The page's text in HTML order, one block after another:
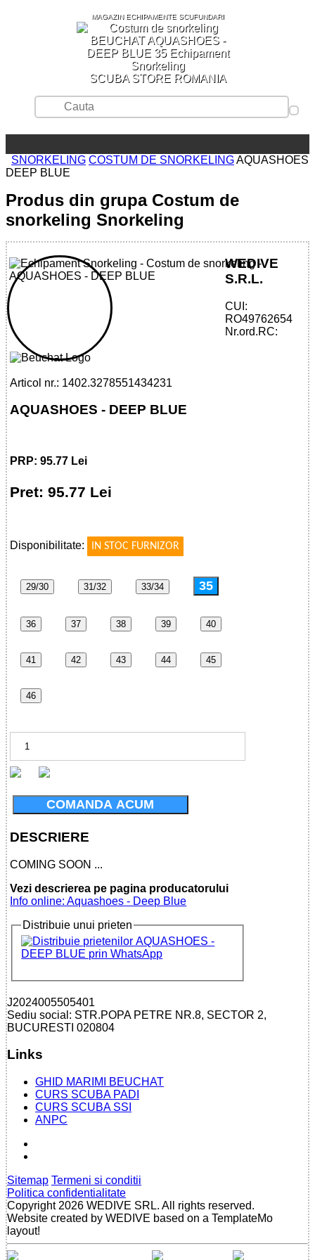
MAGAZIN ECHIPAMENTE SCUFUNDARI
SCUBA STORE ROMANIA
SNORKELING COSTUM DE SNORKELINGAQUASHOES
DEEP BLUE
Produs din grupa Costum de
snorkeling Snorkeling
32785514342 - AQUASHOES - DEEP
BLUE
Articol nr.: 1402.3278551434231
AQUASHOES - DEEP BLUE
PRP: 95.77 Lei
Pret: 95.77 Lei
Disponibilitate:
IN STOC FURNIZOR
29/30 31/32 33/34 35
36 37 38 39 40
41 42 43 44 45
46
COMANDA ACUM
DESCRIERE
COMING SOON ...
Vezi descrierea pe pagina producatorului
Info online: Aquashoes - Deep Blue
Distribuie unui prieten
WEDIVE
S.R.L.
CUI:
RO49762654
Nr.ord.RC:
J2024005505401
Sediu social: STR.POPA PETRE NR.8, SECTOR 2,
BUCURESTI 020804
Links
GHID MARIMI BEUCHAT
CURS SCUBA PADI
CURS SCUBA SSI
ANPC
Sitemap Termeni si conditii
Politica confidentialitate
Copyright 2026 WEDIVE SRL. All rights reserved.
Website created by WEDIVE based on a TemplateMo
layout!